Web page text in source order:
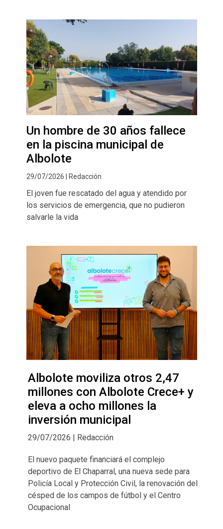
Un hombre de 30 años fallece
en la piscina municipal de
Albolote
29/07/2026 | Redacción
El joven fue rescatado del agua y atendido por
los servicios de emergencia, que no pudieron
salvarle la vida
Albolote moviliza otros 2,47
millones con Albolote Crece+ y
eleva a ocho millones la
inversión municipal
29/07/2026 | Redacción
El nuevo paquete financiará el complejo
deportivo de El Chaparral, una nueva sede para
Policía Local y Protección Civil, la renovación del
césped de los campos de fútbol y el Centro
Ocupacional